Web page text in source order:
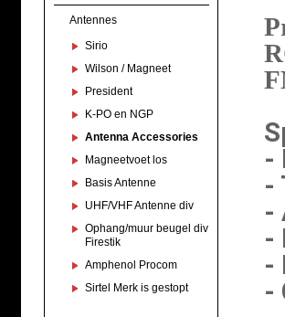
Antennes
Sirio
Wilson / Magneet
President
K-PO en NGP
Antenna Accessories
Magneetvoet los
Basis Antenne
UHF/VHF Antenne div
Ophang/muur beugel div
Firestik
Amphenol Procom
Sirtel Merk is gestopt
-
-
-
-
-
-